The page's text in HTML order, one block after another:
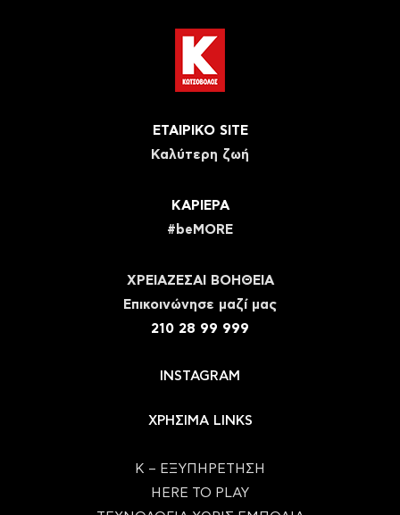
ΕΤΑΙΡΙΚΟ SITE
Καλύτερη ζωή
ΚΑΡΙΕΡΑ
#beMORE
ΧΡΕΙΑΖΕΣΑΙ ΒΟΗΘΕΙΑ
Eπικοινώνησε μαζί μας
210 28 99 999
INSTAGRAM
ΧΡΗΣΙΜΑ LINKS
Κ – ΕΞΥΠΗΡΕΤΗΣΗ
HERE TO PLAY